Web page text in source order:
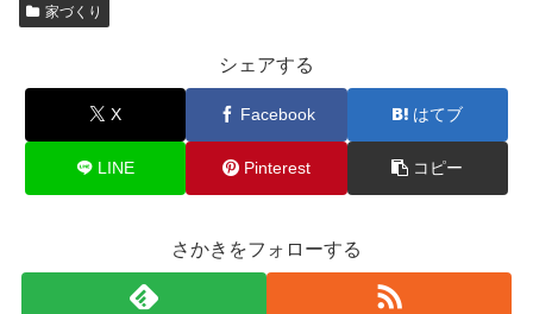
家づくり
シェアする
X Facebook はてブ
LINE Pinterest コピー
さかきをフォローする